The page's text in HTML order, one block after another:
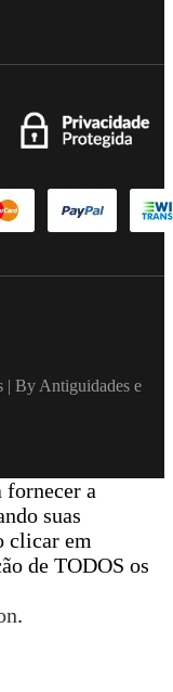
| By Antiguidades e
fornecer a
suas
clicar em
de TODOS os
.